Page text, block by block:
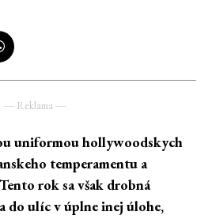
― Reklama ―
uniformou hollywoodskych
temperamentu a
rok sa však drobná
do ulíc v úplne inej úlohe,